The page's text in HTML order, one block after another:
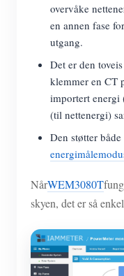
overvåke
en annen fase
utgang.
Det er den
klemmer en CT
importert energi
(til nettenergi)
Den støtter
NårWEM3080T
skyen, det er så